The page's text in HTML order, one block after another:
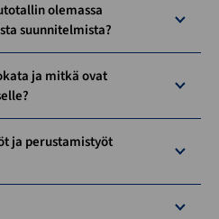
olemassa
suunnitelmista?
ja mitkä ovat
ja perustamistyöt